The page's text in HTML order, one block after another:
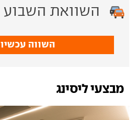
השוואת השבוע
השווה עכשיו
מבצעי ליסינג